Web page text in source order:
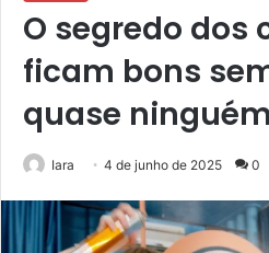
O segredo dos
ficam bons
quase
Iara 4 de junho de 2025 0